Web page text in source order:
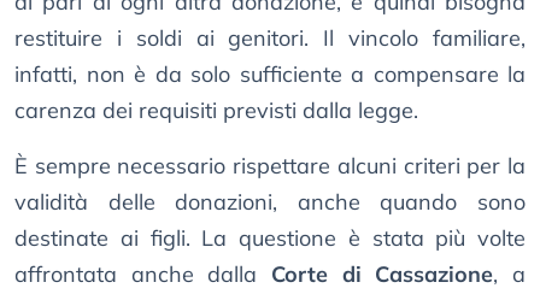
restituire i soldi ai genitori. Il vincolo familiare,
infatti, non è da solo sufficiente a compensare la
carenza dei requisiti previsti dalla legge.
È sempre necessario rispettare alcuni criteri per la
validità delle donazioni, anche quando sono
destinate ai figli. La questione è stata più volte
affrontata anche dalla Corte di Cassazione, a